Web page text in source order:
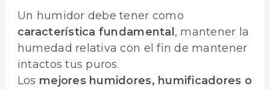
Un humidor debe tener como
característica fundamental, mantener la
humedad relativa con el fin de mantener
intactos tus puros.
Los mejores humidores, humificadores o